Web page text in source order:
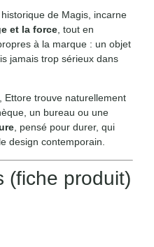
de Magis, incarne
et la force , tout en
à la marque : un objet
jamais trop sérieux dans
Ettore trouve naturellement
un bureau ou une
, pensé pour durer, qui
design contemporain.
(fiche produit)